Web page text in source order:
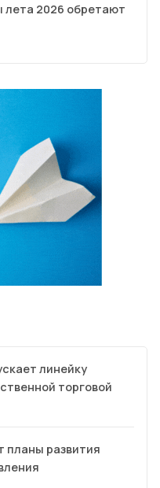
2026 обретают
линейку
торговой
планы развития